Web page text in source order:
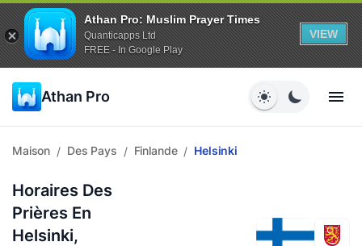
Athan Pro: Muslim Prayer Times
Quanticapps Ltd
FREE - In Google Play
VIEW
Athan Pro
Maison / Des Pays / Finlande / Helsinki
Horaires Des
Prières En
Helsinki,